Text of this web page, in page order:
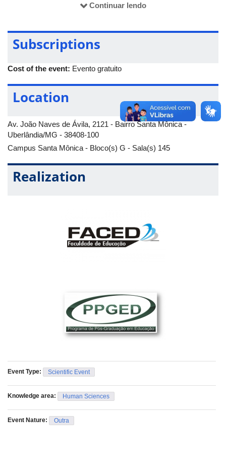
fundadores de instituições de ensino como a Universidade de
(UFSC).
A palestra terá início às 19h, na sala 145 do Bloco G, no
local e haverá emissão de certificados.
Continuar lendo
Subscriptions
Cost of the event: Evento gratuito
Location
Av. João Naves de Ávila, 2121 - Bairro Santa Mônica -
Uberlândia/MG - 38408-100
Campus Santa Mônica - Bloco(s) G - Sala(s) 145
Realization
Event Type: Scientific Event
Knowledge area: Human Sciences
Event Nature: Outra